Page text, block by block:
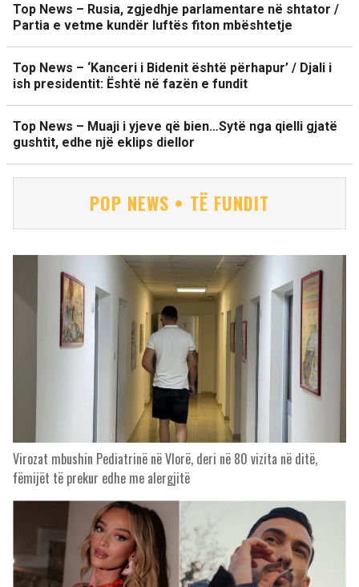
Top News – Rusia, zgjedhje parlamentare në shtator /
Partia e vetme kundër luftës fiton mbështetje
Top News – ‘Kanceri i Bidenit është përhapur’ / Djali i
ish presidentit: Është në fazën e fundit
Top News – Muaji i yjeve që bien…Sytë nga qielli gjatë
gushtit, edhe një eklips diellor
POP NEWS • TË FUNDIT
Virozat mbushin Pediatrinë në Vlorë, deri në 80 vizita në ditë,
fëmijët të prekur edhe me alergjitë